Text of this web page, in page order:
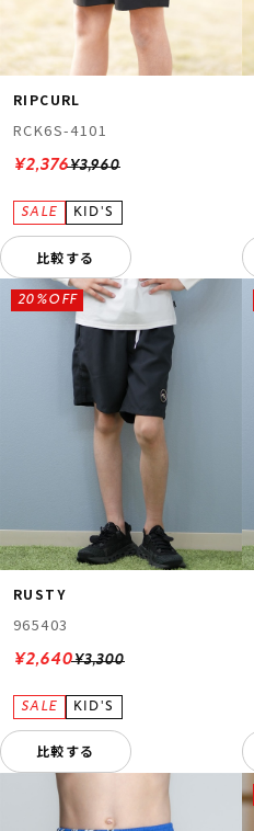
RIPCURL
RCK6S-4101
¥3,960
¥2,376
比較する
RUSTY
965403
¥3,300
20%OFF
¥2,640
比較する